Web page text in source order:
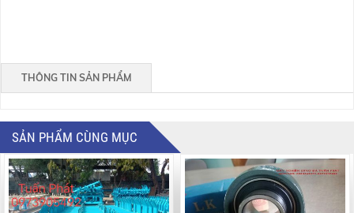
THÔNG TIN SẢN PHẨM
SẢN PHẨM CÙNG MỤC